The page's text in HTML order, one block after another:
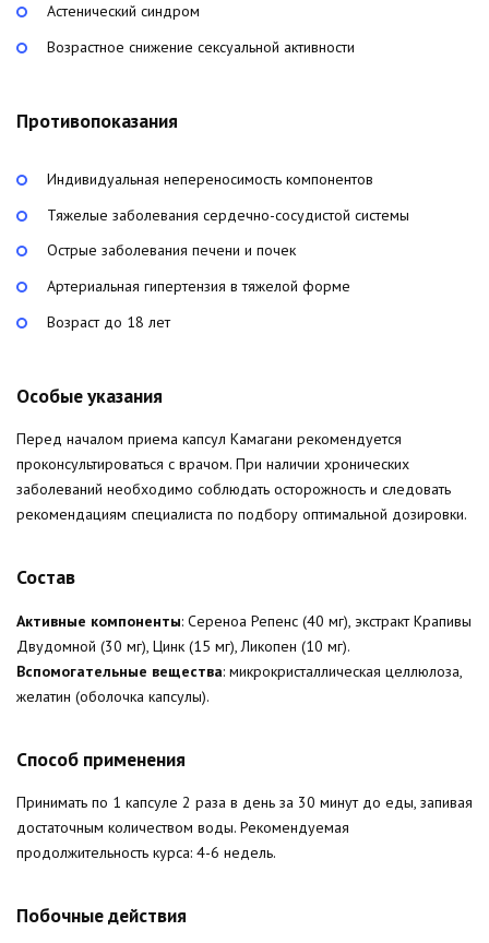
Астенический синдром
Возрастное снижение сексуальной активности
Противопоказания
Индивидуальная непереносимость компонентов
Тяжелые заболевания сердечно-сосудистой системы
Острые заболевания печени и почек
Артериальная гипертензия в тяжелой форме
Возраст до 18 лет
Особые указания
Перед началом приема капсул Камагани рекомендуется
проконсультироваться с врачом. При наличии хронических
заболеваний необходимо соблюдать осторожность и следовать
рекомендациям специалиста по подбору оптимальной дозировки.
Состав
Активные компоненты: Сереноа Репенс (40 мг), экстракт Крапивы
Двудомной (30 мг), Цинк (15 мг), Ликопен (10 мг).
Вспомогательные вещества: микрокристаллическая целлюлоза,
желатин (оболочка капсулы).
Способ применения
Принимать по 1 капсуле 2 раза в день за 30 минут до еды, запивая
достаточным количеством воды. Рекомендуемая
продолжительность курса: 4-6 недель.
Побочные действия